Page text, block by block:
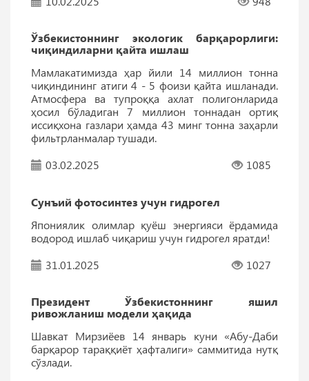
Ўзбекистоннинг экологик барқарорлиги:
чиқиндиларни қайта ишлаш
Мамлакатимизда ҳар йили 14 миллион тонна
чиқиндининг атиги 4 - 5 фоизи қайта ишланади.
Атмосфера ва тупроққа ахлат полигонларида
ҳосил бўладиган 7 миллион тоннадан ортиқ
иссиқхона газлари ҳамда 43 минг тонна заҳарли
фильтрланмалар тушади.
03.02.2025
1085
Сунъий фотосинтез учун гидрогел
Япониялик олимлар қуёш энергияси ёрдамида
водород ишлаб чиқариш учун гидрогел яратди!
31.01.2025
1027
Президент Ўзбекистоннинг яшил
ривожланиш модели ҳақида
Шавкат Мирзиёев 14 январь куни «Абу-Даби
барқарор тараққиёт ҳафталиги» саммитида нутқ
сўзлади.